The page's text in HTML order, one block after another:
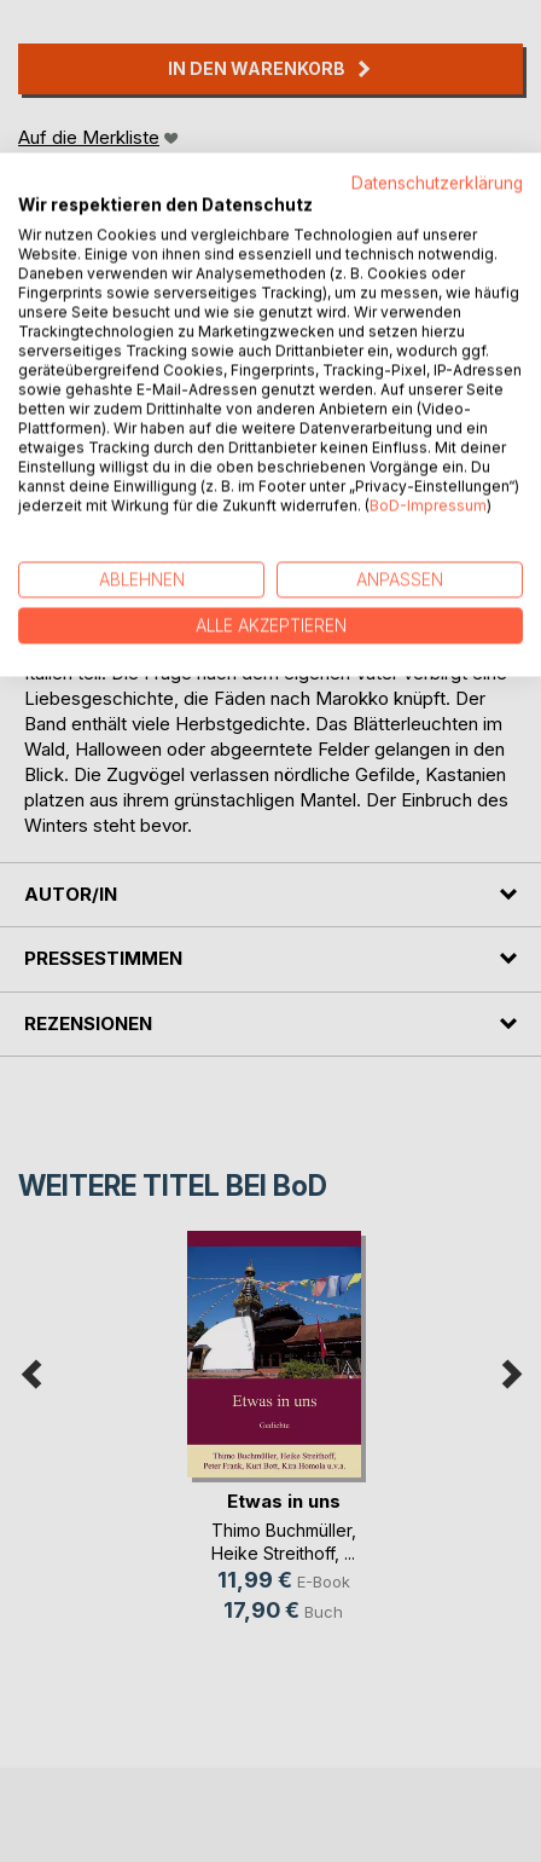
IN DEN WARENKORB
Auf die Merkliste
BESCHREIBUNG
Über Auswanderer nach Neuengland, das dortige
Flammenmeer des Herbstes, Konflikte der Siedler mit den
Ureinwohnern berichtet eine Erzählung. Wanderungen am
Monte Baldo werden unternommen. Herbstliche Tage auf
Rügen, eine schwierige Aussprache zwischen Ehepartnern
Arbeitsagentur auf den letzten Metern zur Rente einen
Herbsturlaub gefährdet und andere Schwierigkeiten
bereitet, kommt zur Sprache. Das Rehkitz Lolo wird in einer
Försterei großgezogen. Nehmen Sie an einer Reise durch
Italien teil. Die Frage nach dem eigenen Vater verbirgt eine
Liebesgeschichte, die Fäden nach Marokko knüpft. Der
Band enthält viele Herbstgedichte. Das Blätterleuchten im
Wald, Halloween oder abgeerntete Felder gelangen in den
Blick. Die Zugvögel verlassen nördliche Gefilde, Kastanien
platzen aus ihrem grünstachligen Mantel. Der Einbruch des
Winters steht bevor.
AUTOR/IN
PRESSESTIMMEN
REZENSIONEN
WEITERE TITEL BEI BoD
Etwas in uns
Thimo Buchmüller,
Heike Streithoff, ...
11,99 € E-Book
17,90 € Buch
Datenschutzerklärung
Wir respektieren den Datenschutz
Wir nutzen Cookies und vergleichbare Technologien auf unserer
Website. Einige von ihnen sind essenziell und technisch notwendig.
Daneben verwenden wir Analysemethoden (z. B. Cookies oder
Fingerprints sowie serverseitiges Tracking), um zu messen, wie häufig
unsere Seite besucht und wie sie genutzt wird. Wir verwenden
Trackingtechnologien zu Marketingzwecken und setzen hierzu
serverseitiges Tracking sowie auch Drittanbieter ein, wodurch ggf.
geräteübergreifend Cookies, Fingerprints, Tracking-Pixel, IP-Adressen
sowie gehashte E-Mail-Adressen genutzt werden. Auf unserer Seite
betten wir zudem Drittinhalte von anderen Anbietern ein (Video-
Plattformen). Wir haben auf die weitere Datenverarbeitung und ein
etwaiges Tracking durch den Drittanbieter keinen Einfluss. Mit deiner
Einstellung willigst du in die oben beschriebenen Vorgänge ein. Du
kannst deine Einwilligung (z. B. im Footer unter „Privacy-Einstellungen“)
jederzeit mit Wirkung für die Zukunft widerrufen. (BoD-Impressum)
ABLEHNEN ANPASSEN
ALLE AKZEPTIEREN